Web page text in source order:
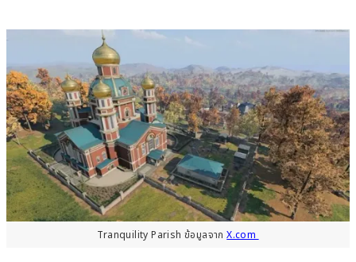
Tranquility Parish ข้อมูลจากX.com